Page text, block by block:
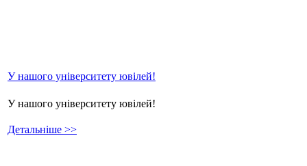
У нашого університету ювілей!
У нашого університету ювілей!
Детальніше >>